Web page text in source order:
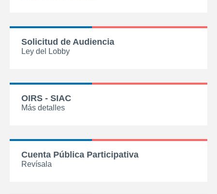
Solicitud de Audiencia
Ley del Lobby
OIRS - SIAC
Más detalles
Cuenta Pública Participativa
Revísala